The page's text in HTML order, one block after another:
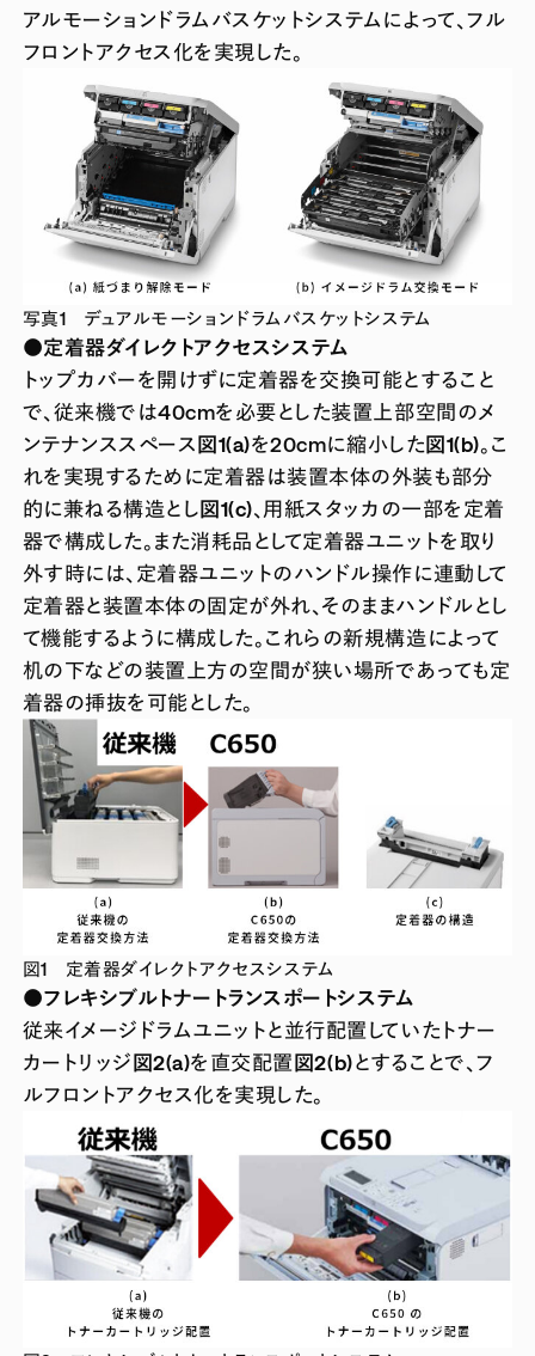
アルモーションドラムバスケットシステムによって、フル
フロントアクセス化を実現した。
写真1 デュアルモーションドラムバスケットシステム
●定着器ダイレクトアクセスシステム
トップカバーを開けずに定着器を交換可能とすること
で、従来機では40cmを必要とした装置上部空間のメ
ンテナンススペース図1(a)を20cmに縮小した図1(b)。こ
れを実現するために定着器は装置本体の外装も部分
的に兼ねる構造とし図1(c)、用紙スタッカの一部を定着
器で構成した。また消耗品として定着器ユニットを取り
外す時には、定着器ユニットのハンドル操作に連動して
定着器と装置本体の固定が外れ、そのままハンドルとし
て機能するように構成した。これらの新規構造によって
机の下などの装置上方の空間が狭い場所であっても定
着器の挿抜を可能とした。
図1 定着器ダイレクトアクセスシステム
●フレキシブルトナートランスポートシステム
従来イメージドラムユニットと並行配置していたトナー
カートリッジ図2(a)を直交配置図2(b)とすることで、フ
ルフロントアクセス化を実現した。